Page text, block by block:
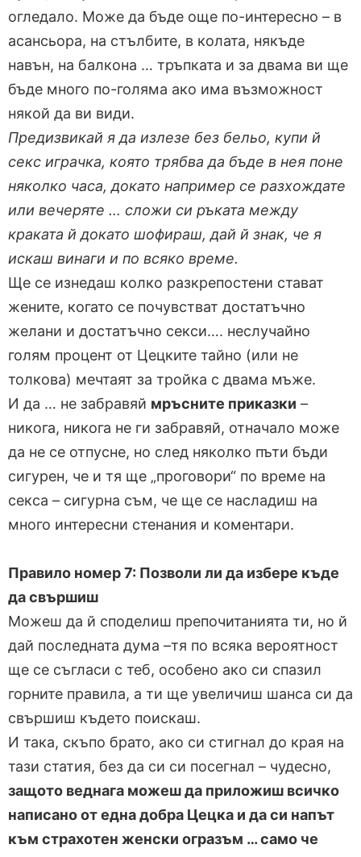
огледало. Може да бъде още по-интересно – в
асансьора, на стълбите, в колата, някъде
навън, на балкона … тръпката и за двама ви ще
бъде много по-голяма ако има възможност
някой да ви види.
Предизвикай я да излезе без бельо, купи й
секс играчка, която трябва да бъде в нея поне
няколко часа, докато например се разхождате
или вечеряте … сложи си ръката между
краката й докато шофираш, дай й знак, че я
искаш винаги и по всяко време.
Ще се изнедаш колко разкрепостени стават
жените, когато се почувстват достатъчно
желани и достатъчно секси…. неслучайно
голям процент от Цецките тайно (или не
толкова) мечтаят за тройка с двама мъже.
И да … не забравяй мръсните приказки –
никога, никога не ги забравяй, отначало може
да не се отпусне, но след няколко пъти бъди
сигурен, че и тя ще „проговори“ по време на
секса – сигурна съм, че ще се насладиш на
много интересни стенания и коментари.
Правило номер 7: Позволи ли да избере къде
да свършиш
Можеш да й споделиш препочитанията ти, но й
дай последната дума –тя по всяка вероятност
ще се съгласи с теб, особено ако си спазил
горните правила, а ти ще увеличиш шанса си да
свършиш където поискаш.
И така, скъпо брато, ако си стигнал до края на
тази статия, без да си си посегнал – чудесно,
защото веднага можеш да приложиш всичко
написано от една добра Цецка и да си напът
към страхотен женски огразъм … само че